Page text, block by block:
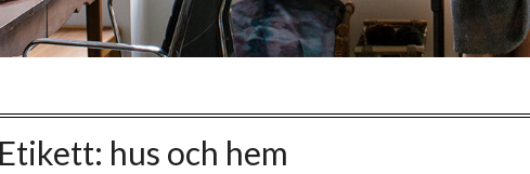
Etikett: hus och hem